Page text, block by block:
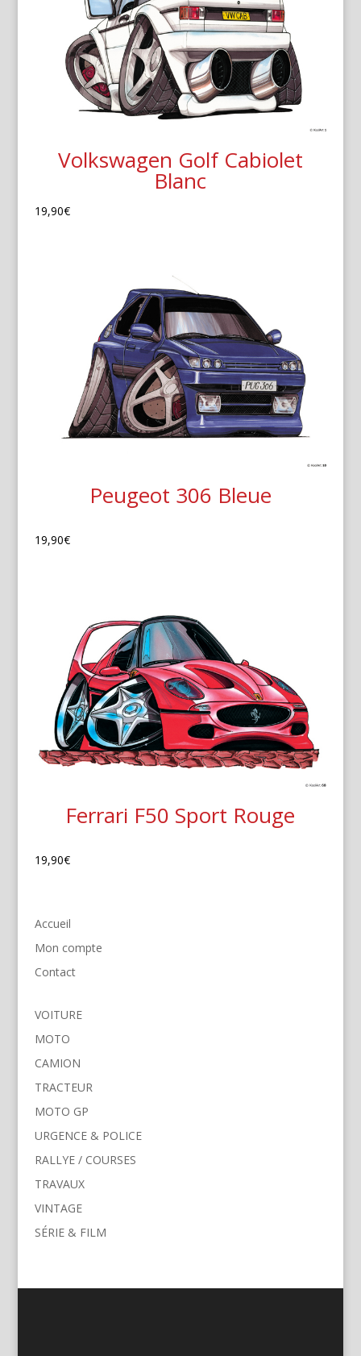
Volkswagen Golf Cabiolet
Blanc
19,90€
Peugeot 306 Bleue
19,90€
Ferrari F50 Sport Rouge
19,90€
Accueil
Mon compte
Contact
VOITURE
MOTO
CAMION
TRACTEUR
MOTO GP
URGENCE & POLICE
RALLYE / COURSES
TRAVAUX
VINTAGE
SÉRIE & FILM